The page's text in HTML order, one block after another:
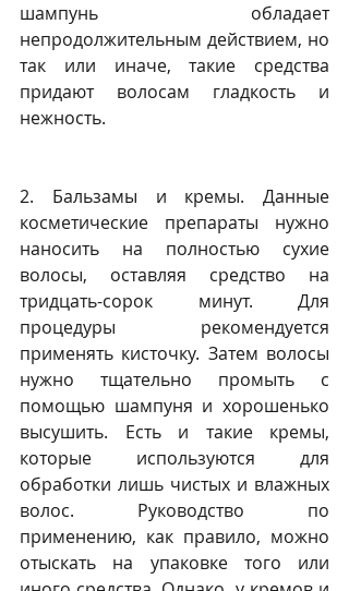
шампунь обладает
непродолжительным действием, но
так или иначе, такие средства
придают волосам гладкость и
нежность.
2. Бальзамы и кремы. Данные
косметические препараты нужно
наносить на полностью сухие
волосы, оставляя средство на
тридцать-сорок минут. Для
процедуры рекомендуется
применять кисточку. Затем волосы
нужно тщательно промыть с
помощью шампуня и хорошенько
высушить. Есть и такие кремы,
которые используются для
обработки лишь чистых и влажных
волос. Руководство по
применению, как правило, можно
отыскать на упаковке того или